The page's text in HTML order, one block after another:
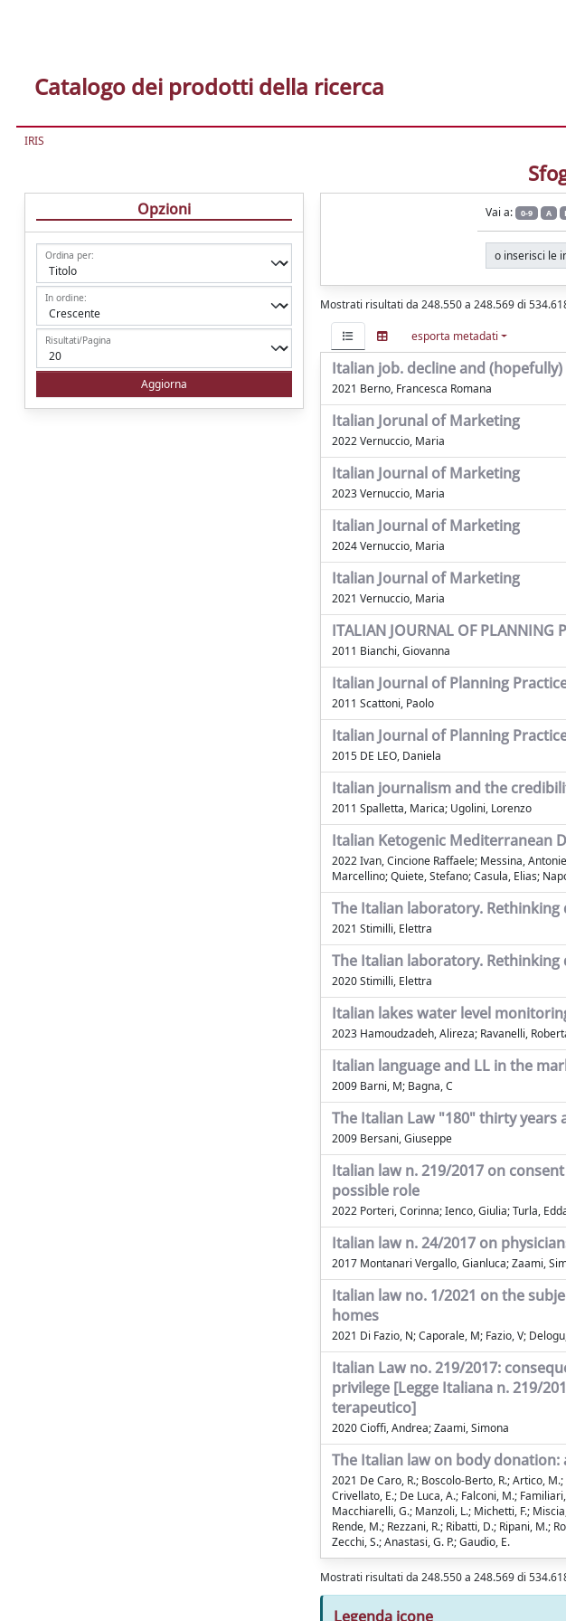
Catalogo dei prodotti della ricerca
IRIS
Opzioni
Ordina per:
In ordine:
Risultati/Pagina
Vai a: 0-9 A
o inserisci le
Mostrati risultati da 248.550 a 248.569 di
esporta metadati
Italian job. decline and
2021 Berno, Francesca Romana
Italian Jorunal of Marketing
2022 Vernuccio, Maria
Italian Journal of Marketing
2023 Vernuccio, Maria
Italian Journal of Marketing
2024 Vernuccio, Maria
Italian Journal of Marketing
2021 Vernuccio, Maria
ITALIAN JOURNAL OF PLANNING
2011 Bianchi, Giovanna
Italian Journal of Planning
2011 Scattoni, Paolo
Italian Journal of Planning
2015 DE LEO, Daniela
Italian journalism and the
2011 Spalletta, Marica; Ugolini, Lorenzo
Italian Ketogenic Mediterranean
2022 Ivan, Cincione Raffaele; Messina,
Marcellino; Quiete, Stefano; Casula, Elias;
The Italian laboratory.
2021 Stimilli, Elettra
The Italian laboratory.
2020 Stimilli, Elettra
Italian lakes water level
2023 Hamoudzadeh, Alireza; Ravanelli,
Italian language and LL in the
2009 Barni, M; Bagna, C
The Italian Law "180" thirty
2009 Bersani, Giuseppe
Italian law n. 219/2017 on
possible role
2022 Porteri, Corinna; Ienco, Giulia; Turla,
Italian law n. 24/2017 on
2017 Montanari Vergallo, Gianluca; Zaami,
Italian law no. 1/2021 on the
homes
2021 Di Fazio, N; Caporale, M; Fazio, V;
Italian Law no. 219/2017:
privilege [Legge Italiana n. 219/
terapeutico]
2020 Cioffi, Andrea; Zaami, Simona
The Italian law on body
2021 De Caro, R.; Boscolo-Berto, R.; Artico,
Crivellato, E.; De Luca, A.; Falconi, M.;
Macchiarelli, G.; Manzoli, L.; Michetti, F.;
Rende, M.; Rezzani, R.; Ribatti, D.; Ripani, M.;
Zecchi, S.; Anastasi, G. P.; Gaudio, E.
Mostrati risultati da 248.550 a 248.569 di
Legenda icone